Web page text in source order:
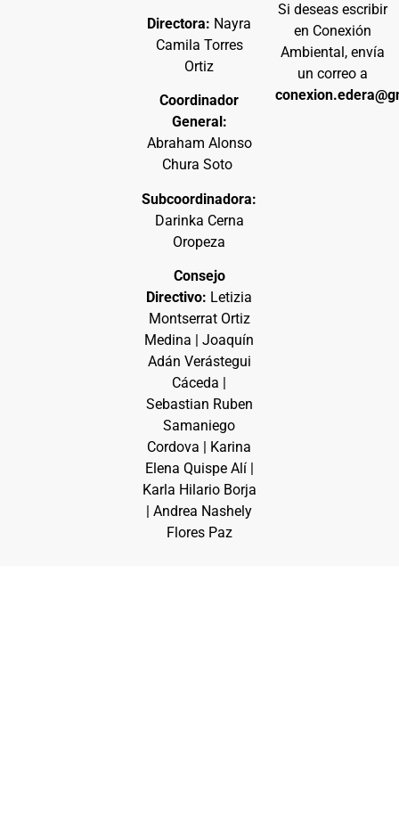
Directora: Nayra
Camila Torres
Ortiz
Coordinador
General:
Abraham Alonso
Chura Soto
Subcoordinadora:
Darinka Cerna
Oropeza
Consejo
Directivo: Letizia
Montserrat Ortiz
Medina | Joaquín
Adán Verástegui
Cáceda |
Sebastian Ruben
Samaniego
Cordova | Karina
Elena Quispe Alí |
Karla Hilario Borja
| Andrea Nashely
Flores Paz
Si deseas escribir
en Conexión
Ambiental, envía
un correo a